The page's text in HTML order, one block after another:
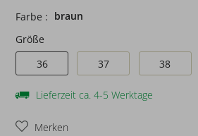
Farbe : braun
Größe
36
37 38
Lieferzeit ca. 4-5 Werktage
Merken